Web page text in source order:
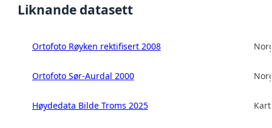
Liknande datasett
Ortofoto Røyken rektifisert 2008
Ortofoto Sør-Aurdal 2000
Høydedata Bilde Troms 2025